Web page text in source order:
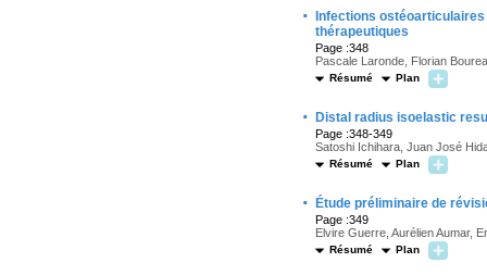
·
Infections
thérapeutiques
Page :348
Pascale Laronde, Florian
Résumé Plan
· Distal radius isoelastic
Page :348-349
Satoshi Ichihara, Juan José
Résumé Plan
· Étude préliminaire de
Page :349
Elvire Guerre, Aurélien Aumar,
Résumé Plan